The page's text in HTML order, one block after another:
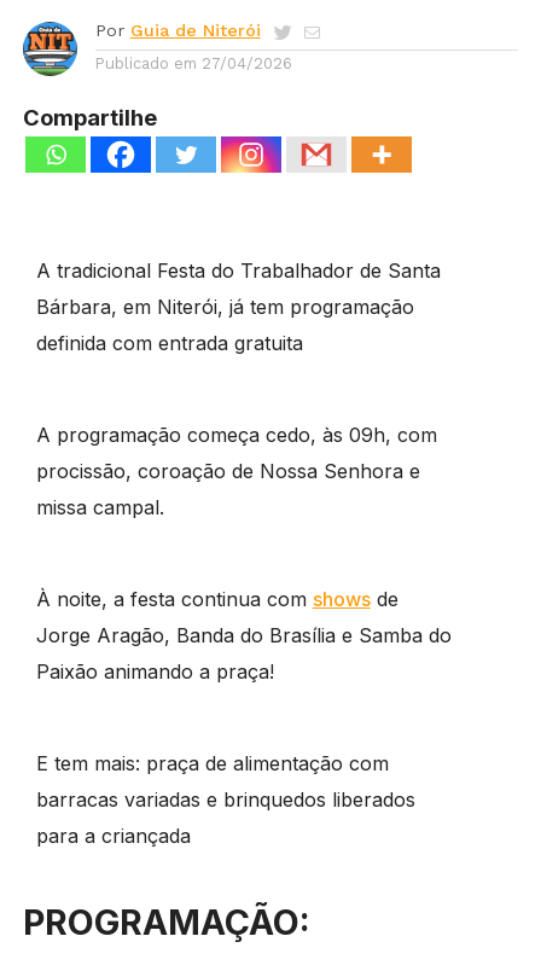
Por Guia de Niterói
Publicado em 27/04/2026
Compartilhe
A tradicional Festa do Trabalhador de Santa
Bárbara, em Niterói, já tem programação
definida com entrada gratuita
A programação começa cedo, às 09h, com
procissão, coroação de Nossa Senhora e
missa campal.
À noite, a festa continua com showsde
Jorge Aragão, Banda do Brasília e Samba do
Paixão animando a praça!
E tem mais: praça de alimentação com
barracas variadas e brinquedos liberados
para a criançada
PROGRAMAÇÃO: